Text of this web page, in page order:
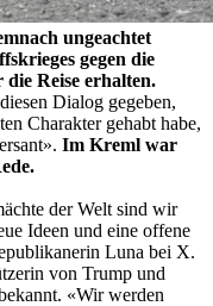
ungeachtet
gegen die
Reise erhalten.
Dialog gegeben,
Charakter gehabt habe,
Im Kreml war
der Welt sind wir
Ideen und eine offene
Luna bei X.
von Trump und
«Wir werden